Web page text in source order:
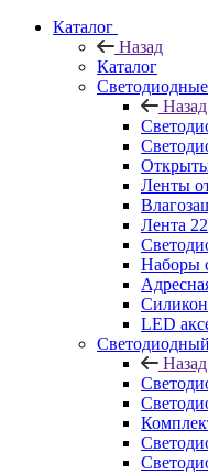
Каталог
Назад
Каталог
Назад
Ленты
Лента
Наборы
LED
Назад